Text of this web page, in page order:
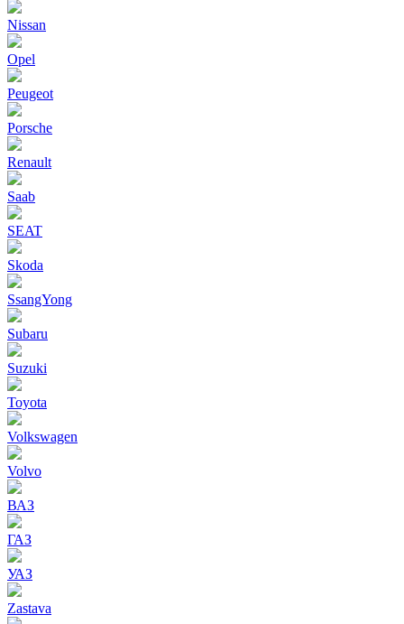
Nissan
Opel
Peugeot
Porsche
Renault
Saab
SEAT
Skoda
SsangYong
Subaru
Suzuki
Toyota
Volkswagen
Volvo
ВАЗ
ГАЗ
УАЗ
Zastava